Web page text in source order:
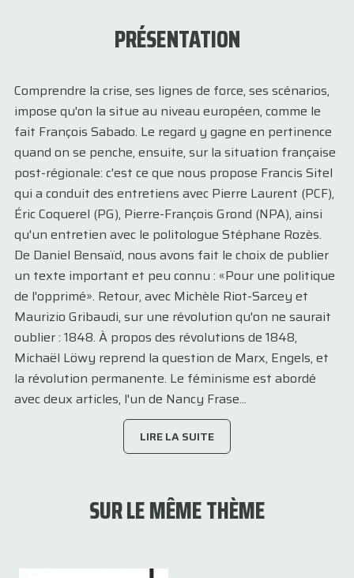
PRÉSENTATION
Comprendre la crise, ses lignes de force, ses scénarios,
impose qu'on la situe au niveau européen, comme le
fait François Sabado. Le regard y gagne en pertinence
quand on se penche, ensuite, sur la situation française
post-régionale: c'est ce que nous propose Francis Sitel
qui a conduit des entretiens avec Pierre Laurent (PCF),
Éric Coquerel (PG), Pierre-François Grond (NPA), ainsi
qu'un entretien avec le politologue Stéphane Rozès.
De Daniel Bensaïd, nous avons fait le choix de publier
un texte important et peu connu : «Pour une politique
de l'opprimé». Retour, avec Michèle Riot-Sarcey et
Maurizio Gribaudi, sur une révolution qu'on ne saurait
oublier : 1848. À propos des révolutions de 1848,
Michaël Löwy reprend la question de Marx, Engels, et
la révolution permanente. Le féminisme est abordé
avec deux articles, l'un de Nancy Frase...
LIRE LA SUITE
SUR LE MÊME THÈME